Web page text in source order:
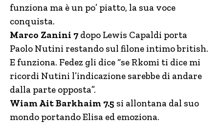
funziona ma è un po’ piatto, la sua voce
conquista.
Marco Zanini 7 dopo Lewis Capaldi porta
Paolo Nutini restando sul filone intimo british.
E funziona. Fedez gli dice “se Rkomi ti dice mi
ricordi Nutini l’indicazione sarebbe di andare
dalla parte opposta”.
Wiam Ait Barkhaim 7.5 si allontana dal suo
mondo portando Elisa ed emoziona.